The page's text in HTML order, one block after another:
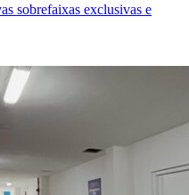
sobrefaixas exclusivas e